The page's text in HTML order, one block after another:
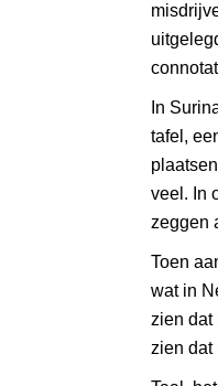
In
tafel,
veel. In
zeggen
Toen
wat in
zien dat
zien dat